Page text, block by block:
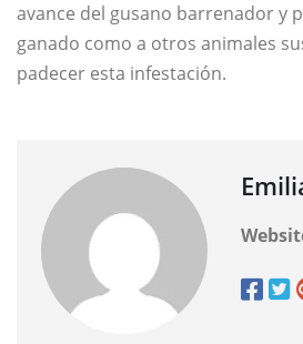
avance del gusano barrenador y
ganado como a otros animales
padecer esta infestación.